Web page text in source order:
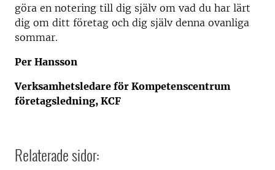
göra en notering till dig själv om vad du har lärt
dig om ditt företag och dig själv denna ovanliga
sommar.
Per Hansson
Verksamhetsledare för Kompetenscentrum
företagsledning, KCF
Relaterade sidor: